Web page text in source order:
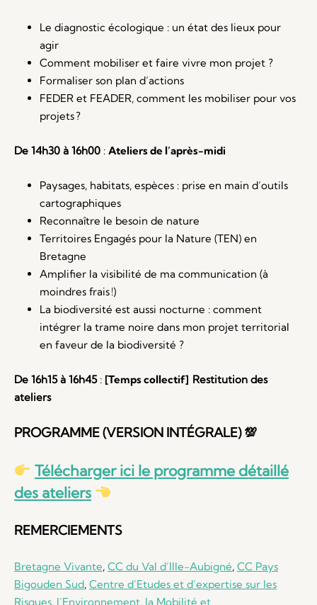
Le diagnostic écologique : un état des lieux pour
agir
Comment mobiliser et faire vivre mon projet ?
Formaliser son plan d’actions
FEDER et FEADER, comment les mobiliser pour vos
projets?
De 14h30 à 16h00 : Ateliers de l’après-midi
Paysages, habitats, espèces : prise en main d’outils
cartographiques
Reconnaître le besoin de nature
Territoires Engagés pour la Nature (TEN) en
Bretagne
Amplifier la visibilité de ma communication (à
moindres frais!)
La biodiversité est aussi nocturne : comment
intégrer la trame noire dans mon projet territorial
en faveur de la biodiversité ?
De 16h15 à 16h45: [Temps collectif] Restitution des
ateliers
PROGRAMME (VERSION INTÉGRALE)💯
Télécharger ici le programme détaillé
des ateliers
REMERCIEMENTS
Bretagne Vivante, CC du Val d’Ille-Aubigné, CC Pays
Bigouden Sud, Centre d’Etudes et d’expertise sur les
Risques, l’Environnement, la Mobilité et